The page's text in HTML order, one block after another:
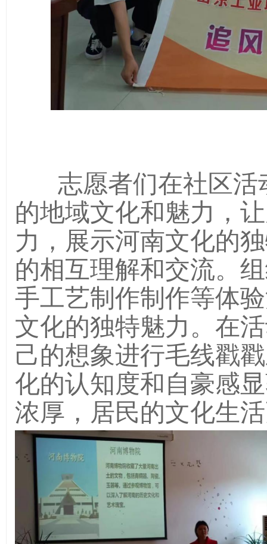
志愿者们在社区活
的地域文化和魅力，
力，展示河南文化的
的相互理解和交流。
手工艺制作制作等体
文化的独特魅力。在
己的想象进行毛线戳
化的认知度和自豪感
浓厚，居民的文化生